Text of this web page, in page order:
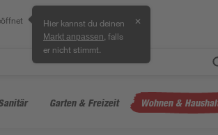
Hier kannst du deinen
Markt anpassen , falls
er nicht stimmt.
✕
Garten & Freizeit Wohnen &